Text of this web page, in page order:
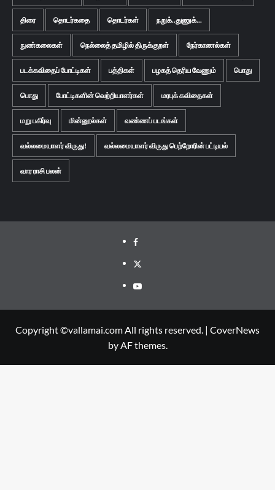
திரை தொடர்கதை தொடர்கள் நறுக்..துணுக்...
நுண்கலைகள் நெல்லைத் தமிழில் திருக்குறள் நேர்காணல்கள்
படக்கவிதைப் போட்டிகள் பத்திகள் பழகத் தெரிய வேணும் பொது
பொது போட்டிகளின் வெற்றியாளர்கள் மரபுக் கவிதைகள்
மறு பகிர்வு மின்னூல்கள் வண்ணப் படங்கள்
வல்லமையாளர் விருது! வல்லமையாளர் விருது பெற்றோரின் பட்டியல்
வார ராசி பலன்
Facebook
Twitter
Youtube
Copyright ©vallamai.com All rights reserved. | CoverNews
by AF themes.